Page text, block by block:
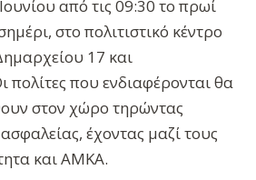
από τις 09:30 το πρωί
στο πολιτιστικό κέντρο
17 και
πολίτες που ενδιαφέρονται θα
στον χώρο τηρώντας
έχοντας μαζί τους
και ΑΜΚΑ.